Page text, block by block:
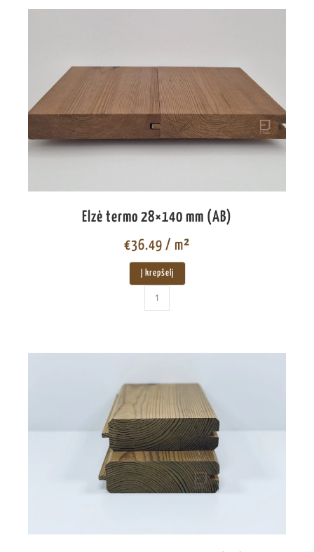
Elzė termo 28×140 mm (AB)
€36.49 / m²
Į krepšelį